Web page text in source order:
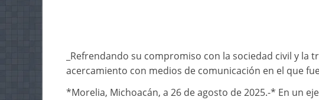
_Refrendando su compromiso con la sociedad civil y la
acercamiento con medios de comunicación en el que
*Morelia, Michoacán, a 26 de agosto de 2025.-* En un